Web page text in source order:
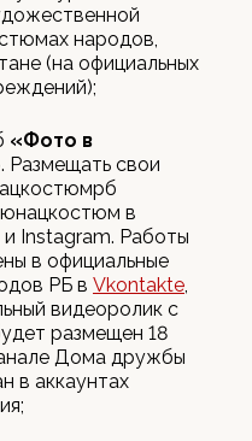
народов,
(на официальных
«Фото в
. Размещать свои
в
и Instagram. Работы
в официальные
РБ в Vkontakte,
видеоролик с
размещен 18
Дома дружбы
в аккаунтах